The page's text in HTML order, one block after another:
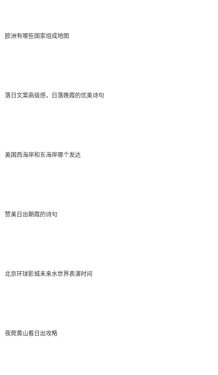
欧洲有哪些国家组成地图
落日文案高级感，日落晚霞的优美诗句
美国西海岸和东海岸哪个发达
赞美日出朝霞的诗句
北京环球影城未来水世界表演时间
夜爬黄山看日出攻略